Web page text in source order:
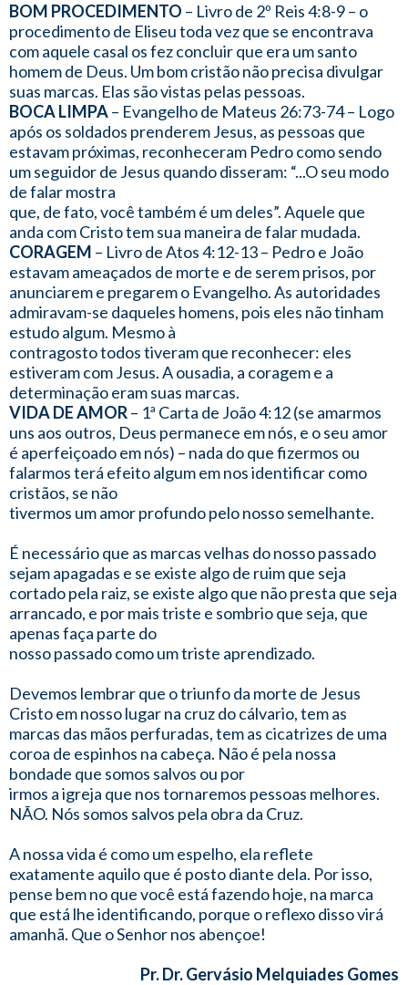
BOM PROCEDIMENTO – Livro de 2º Reis 4:8-9 – o
procedimento de Eliseu toda vez que se encontrava
com aquele casal os fez concluir que era um santo
homem de Deus. Um bom cristão não precisa divulgar
suas marcas. Elas são vistas pelas pessoas.
BOCA LIMPA– Evangelho de Mateus 26:73-74 – Logo
após os soldados prenderem Jesus, as pessoas que
estavam próximas, reconheceram Pedro como sendo
um seguidor de Jesus quando disseram: “...O seu modo
de falar mostra
que, de fato, você também é um deles”. Aquele que
anda com Cristo tem sua maneira de falar mudada.
CORAGEM – Livro de Atos 4:12-13 – Pedro e João
estavam ameaçados de morte e de serem prisos, por
anunciarem e pregarem o Evangelho. As autoridades
admiravam-se daqueles homens, pois eles não tinham
estudo algum. Mesmo à
contragosto todos tiveram que reconhecer: eles
estiveram com Jesus. A ousadia, a coragem e a
determinação eram suas marcas.
VIDA DE AMOR– 1ª Carta de João 4:12 (se amarmos
uns aos outros, Deus permanece em nós, e o seu amor
é aperfeiçoado em nós) – nada do que fizermos ou
falarmos terá efeito algum em nos identificar como
cristãos, se não
tivermos um amor profundo pelo nosso semelhante.
É necessário que as marcas velhas do nosso passado
sejam apagadas e se existe algo de ruim que seja
cortado pela raiz, se existe algo que não presta que seja
arrancado, e por mais triste e sombrio que seja, que
apenas faça parte do
nosso passado como um triste aprendizado.
Devemos lembrar que o triunfo da morte de Jesus
Cristo em nosso lugar na cruz do cálvario, tem as
marcas das mãos perfuradas, tem as cicatrizes de uma
coroa de espinhos na cabeça. Não é pela nossa
bondade que somos salvos ou por
irmos a igreja que nos tornaremos pessoas melhores.
NÃO. Nós somos salvos pela obra da Cruz.
A nossa vida é como um espelho, ela reflete
exatamente aquilo que é posto diante dela. Por isso,
pense bem no que você está fazendo hoje, na marca
que está lhe identificando, porque o reflexo disso virá
amanhã. Que o Senhor nos abençoe!
Pr. Dr. Gervásio Melquiades Gomes